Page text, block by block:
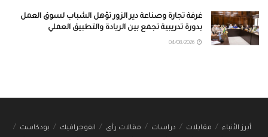
غرفة تجارة وصناعة دير الزور تؤهل الشباب لسوق العمل
بدورة تدريبية تجمع بين الريادة والتطبيق العملي
أبرز الأنباء مقابلات دراسات مقالات رأي انفوجرافيك
بودكاست